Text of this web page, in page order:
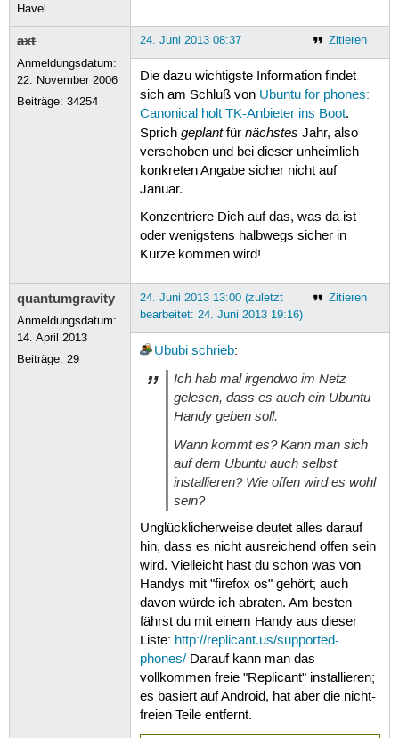
Havel
axt
Anmeldungsdatum:
22. November 2006
Beiträge:34254
Zitieren
24. Juni 2013 08:37
Die dazu wichtigste Information findet
sich am Schluß von Ubuntu for phones:
Canonical holt TK-Anbieter ins Boot.
Sprich geplantfür nächstes Jahr, also
verschoben und bei dieser unheimlich
konkreten Angabe sicher nicht auf
Januar.
Konzentriere Dich auf das, was da ist
oder wenigstens halbwegs sicher in
Kürze kommen wird!
quantumgravity
Anmeldungsdatum:
14. April 2013
Beiträge:29
Zitieren
24. Juni 2013 13:00 (zuletzt
bearbeitet: 24. Juni 2013 19:16)
Ububi schrieb:
Ich hab mal irgendwo im Netz
gelesen, dass es auch ein Ubuntu
Handy geben soll.
Wann kommt es? Kann man sich
auf dem Ubuntu auch selbst
installieren? Wie offen wird es wohl
sein?
Unglücklicherweise deutet alles darauf
hin, dass es nicht ausreichend offen sein
wird. Vielleicht hast du schon was von
Handys mit "firefox os" gehört; auch
davon würde ich abraten. Am besten
fährst du mit einem Handy aus dieser
Liste: http://replicant.us/supported-
phones/Darauf kann man das
vollkommen freie "Replicant" installieren;
es basiert auf Android, hat aber die nicht-
freien Teile entfernt.